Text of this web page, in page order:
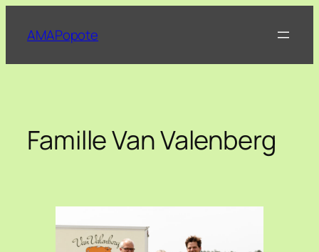
AMAPopote
Famille Van Valenberg